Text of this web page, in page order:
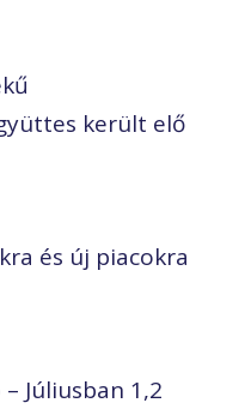
került elő
és új piacokra
Júliusban 1,2